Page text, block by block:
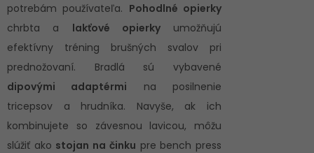
potrebám používateľa. Pohodlné opierky
chrbta a lakťové opierkyumožňujú
efektívny tréning brušných svalov pri
prednožovaní. Bradlá sú vybavené
dipovými adaptérmi na posilnenie
tricepsov a hrudníka. Navyše, ak ich
kombinujete so závesnou lavicou, môžu
slúžiť ako stojan na činku pre bench press